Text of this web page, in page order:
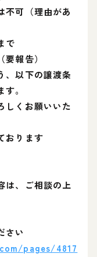
不可（理由があ
で
報告）
、以下の譲渡条
。
しくお願いいた
おります
は、ご相談の上
さい
pages/4817